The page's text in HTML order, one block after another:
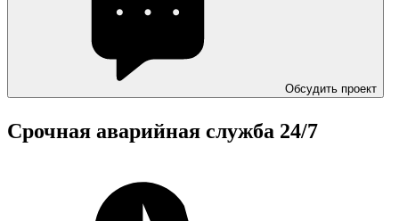
Обсудить проект
Срочная аварийная служба 24/7